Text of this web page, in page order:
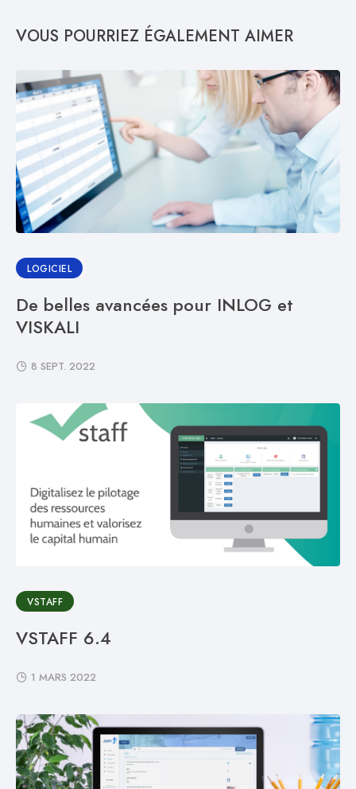
VOUS POURRIEZ ÉGALEMENT AIMER
LOGICIEL
De belles avancées pour INLOG et
VISKALI
8 SEPT. 2022
VSTAFF
VSTAFF 6.4
1 MARS 2022